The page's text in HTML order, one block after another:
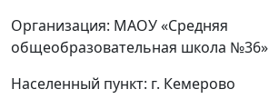
Организация: МАОУ «Средняя
общеобразовательная школа №36»
Населенный пункт: г. Кемерово